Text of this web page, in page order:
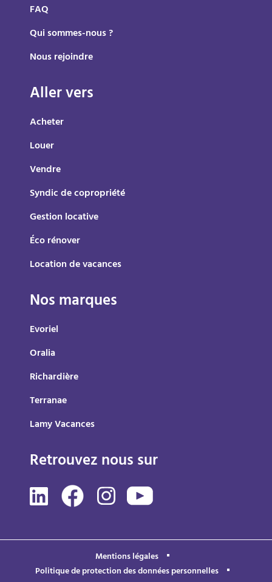
FAQ
Qui sommes-nous ?
Nous rejoindre
Aller vers
Acheter
Louer
Vendre
Syndic de copropriété
Gestion locative
Éco rénover
Location de vacances
Nos marques
Evoriel
Oralia
Richardière
Terranae
Lamy Vacances
Retrouvez nous sur
Mentions légales
Politique de protection des données personnelles